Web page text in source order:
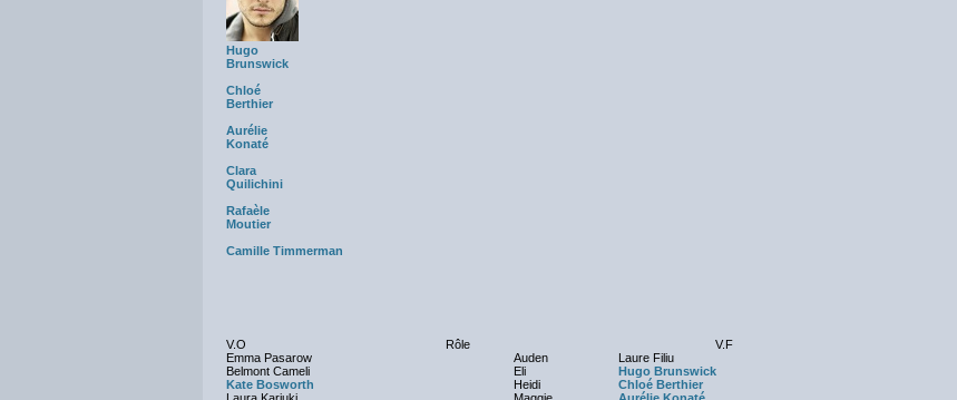
Hugo
Brunswick
Chloé
Berthier
Aurélie
Konaté
Clara
Quilichini
Rafaèle
Moutier
Camille Timmerman
V.O Rôle
V.F
Emma Pasarow
Auden
Laure Filiu
Belmont Cameli
Eli
Hugo Brunswick
Kate Bosworth
Heidi
Chloé Berthier